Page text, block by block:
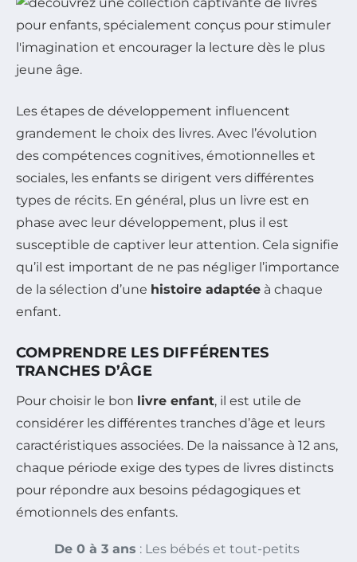
Les étapes de développement influencent
grandement le choix des livres. Avec l’évolution
des compétences cognitives, émotionnelles et
sociales, les enfants se dirigent vers différentes
types de récits. En général, plus un livre est en
phase avec leur développement, plus il est
susceptible de captiver leur attention. Cela signifie
qu’il est important de ne pas négliger l’importance
de la sélection d’une histoire adaptée à chaque
enfant.
COMPRENDRE LES DIFFÉRENTES
TRANCHES D’ÂGE
Pour choisir le bon livre enfant, il est utile de
considérer les différentes tranches d’âge et leurs
caractéristiques associées. De la naissance à 12 ans,
chaque période exige des types de livres distincts
pour répondre aux besoins pédagogiques et
émotionnels des enfants.
De 0 à 3 ans : Les bébés et tout-petits